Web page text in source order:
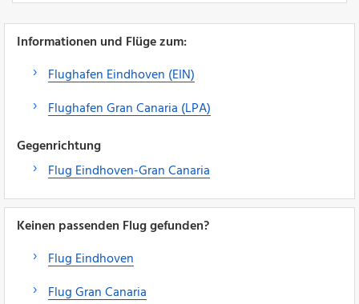
Informationen und Flüge zum:
Flughafen Eindhoven (EIN)
Flughafen Gran Canaria (LPA)
Gegenrichtung
Flug Eindhoven-Gran Canaria
Keinen passenden Flug gefunden?
Flug Eindhoven
Flug Gran Canaria